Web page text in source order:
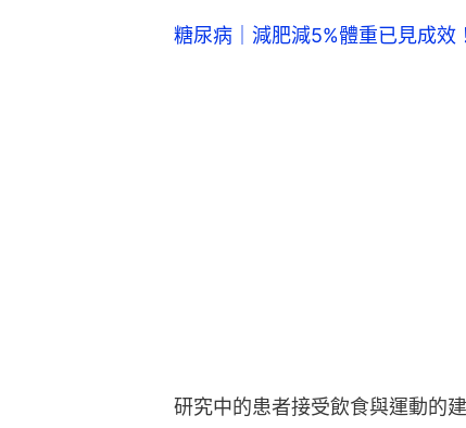
糖尿病｜減肥減5%體重已見成
研究中的患者接受飲食與運動的